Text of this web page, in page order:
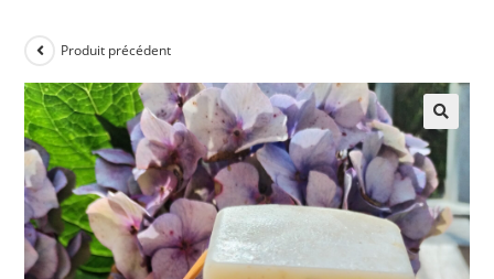
Produit précédent